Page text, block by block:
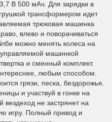
В 500 мАч. Для зарядки в
трансформером идет
трюковая машинка
влево и поворачиваться
можно менять колеса на
машинкой
и сменный комплект.
любым способом.
грязи, песка, бездорожья.
и участвуй в гонке на
не застрянет на
игру. Полный привод и